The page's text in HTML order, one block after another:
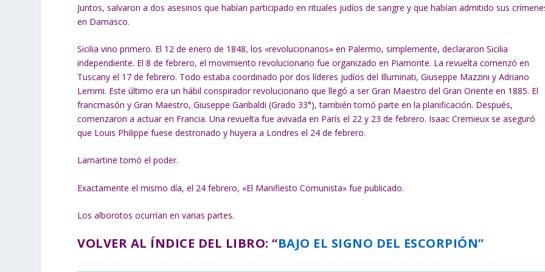
Juntos, salvaron a dos asesinos que habían participado en rituales judíos de sangre y que habían admitido sus
en Damasco.
Sicilia vino primero. El 12 de enero de 1848, los «revolucionarios» en Palermo, simplemente, declararon Sicilia
independiente. El 8 de febrero, el movimiento revolucionario fue organizado en Piamonte. La revuelta comenzó en
Tuscany el 17 de febrero. Todo estaba coordinado por dos líderes judíos del Illuminati, Giuseppe Mazzini y Adriano
Lemmi. Este último era un hábil conspirador revolucionario que llegó a ser Gran Maestro del Gran Oriente en 1885. El
francmasón y Gran Maestro, Giuseppe Garibaldi (Grado 33°), también tomó parte en la planificación. Después,
comenzaron a actuar en Francia. Una revuelta fue avivada en París el 22 y 23 de febrero. Isaac Cremieux se aseguró
que Louis Philippe fuese destronado y huyera a Londres el 24 de febrero.
Lamartine tomó el poder.
Exactamente el mismo día, el 24 febrero, «El Manifiesto Comunista» fue publicado.
Los alborotos ocurrían en varias partes.
VOLVER AL ÍNDICE DEL LIBRO: “BAJO EL SIGNO DEL ESCORPIÓN”